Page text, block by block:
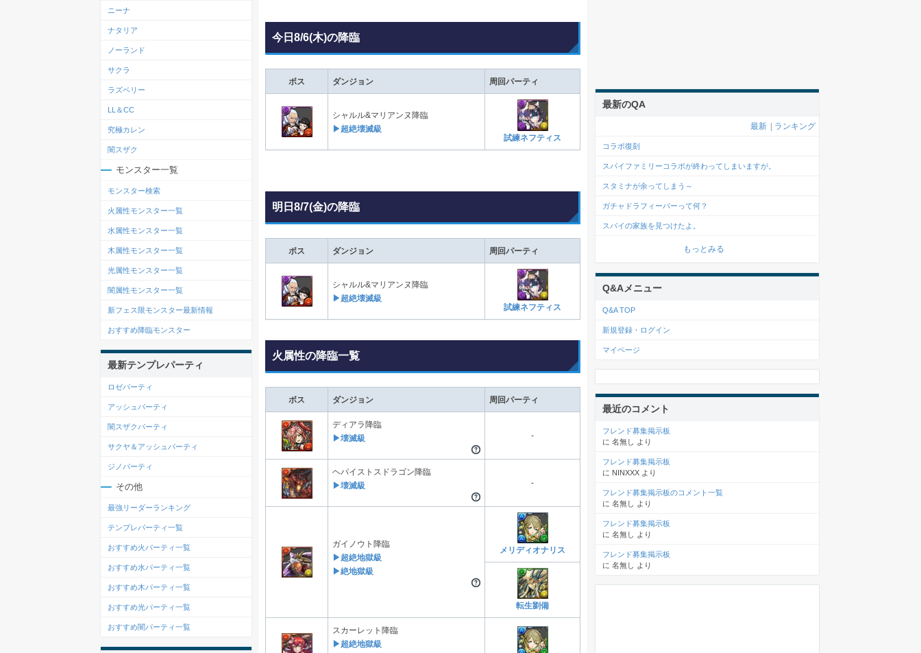
今日8/6(木)の降臨
ボス ダンジョン 周回パーティ
シャルル&マリアンヌ降臨
▶超絶壊滅級
試練ネフティス
明日8/7(金)の降臨
ボス ダンジョン 周回パーティ
シャルル&マリアンヌ降臨
▶超絶壊滅級
試練ネフティス
火属性の降臨一覧
ボス ダンジョン 周回パーティ
ディアラ降臨
▶壊滅級
-
ヘパイストスドラゴン降臨
▶壊滅級
-
ガイノウト降臨
▶超絶地獄級
▶絶地獄級
メリディオナリス
転生劉備
スカーレット降臨
▶超絶地獄級
ニーナ
ナタリア
ノーランド
サクラ
ラズベリー
LL＆CC
究極カレン
闇スザク
モンスター一覧
モンスター検索
火属性モンスター一覧
水属性モンスター一覧
木属性モンスター一覧
光属性モンスター一覧
闇属性モンスター一覧
新フェス限モンスター最新情報
おすすめ降臨モンスター
最新テンプレパーティ
ロゼパーティ
アッシュパーティ
闇スザクパーティ
サクヤ＆アッシュパーティ
ジノパーティ
その他
最強リーダーランキング
テンプレパーティ一覧
おすすめ火パーティ一覧
おすすめ水パーティ一覧
おすすめ木パーティ一覧
おすすめ光パーティ一覧
おすすめ闇パーティ一覧
最新のQA
最新 ランキング
コラボ復刻
スパイファミリーコラボが終わってしまいますが。
スタミナが余ってしまう～
ガチャドラフィーバーって何？
スパイの家族を見つけたよ。
もっとみる
Q&Aメニュー
Q&A TOP
新規登録・ログイン
マイページ
最近のコメント
フレンド募集掲示板
に 名無し より
フレンド募集掲示板
に NINXXX より
フレンド募集掲示板のコメント一覧
に 名無し より
フレンド募集掲示板
に 名無し より
フレンド募集掲示板
に 名無し より